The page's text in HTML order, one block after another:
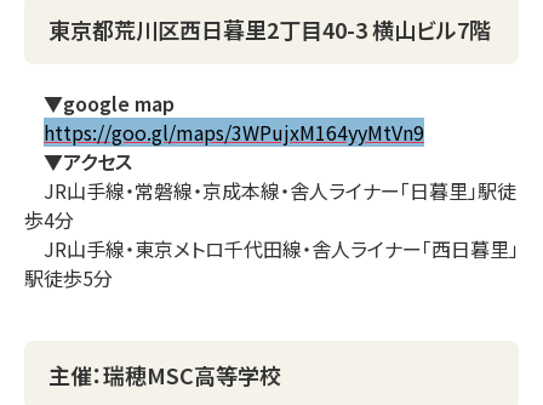
東京都荒川区西日暮里2丁目40-3 横山ビル7階
▼google map
https://goo.gl/maps/3WPujxM164yyMtVn9
▼アクセス
JR山手線・常磐線・京成本線・舎人ライナー「日暮里」駅徒
歩4分
JR山手線・東京メトロ千代田線・舎人ライナー「西日暮里」
駅徒歩5分
主催：瑞穂MSC高等学校